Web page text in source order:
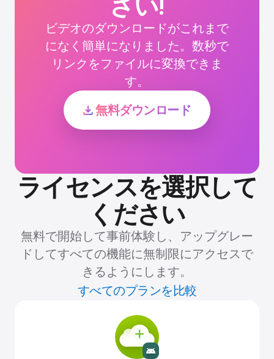
ビデオのダウンロードがこれまで
になく簡単になりました。数秒で
リンクをファイルに変換できま
す。
無料ダウンロード
ライセンスを選択して
ください
無料で開始して事前体験し、アップグレー
ドしてすべての機能に無制限にアクセスで
きるようにします。
すべてのプランを比較